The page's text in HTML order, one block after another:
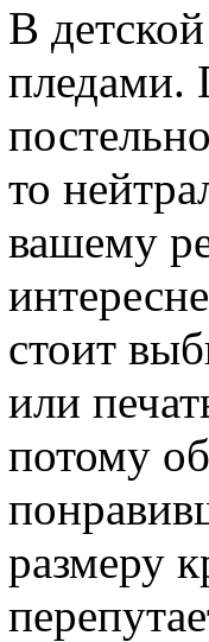
В
пледами.
то
вашему
стоит
или
потому
размеру